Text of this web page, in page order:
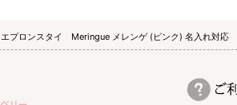
エプロンスタイ Meringue メレンゲ (ピンク) 名入れ対応